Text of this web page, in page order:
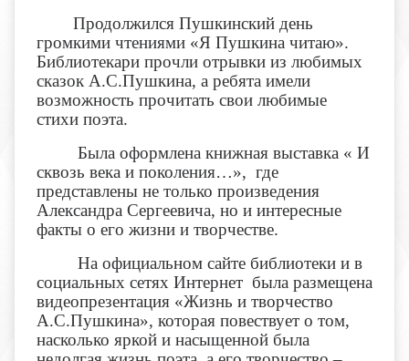
Продолжился Пушкинский день
громкими чтениями «Я Пушкина читаю».
Библиотекари прочли отрывки из любимых
сказок А.С.Пушкина, а ребята имели
возможность прочитать свои любимые
стихи поэта.
Была оформлена книжная выставка « И
сквозь века и поколения…», где
представлены не только произведения
Александра Сергеевича, но и интересные
факты о его жизни и творчестве.
На официальном сайте библиотеки и в
социальных сетях Интернет была размещена
видеопрезентация «Жизнь и творчество
А.С.Пушкина», которая повествует о том,
насколько яркой и насыщенной была